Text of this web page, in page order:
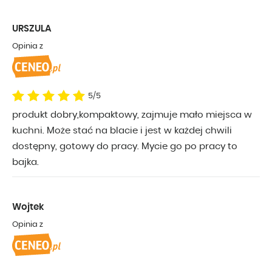
5/5
produkt dobry,kompaktowy, zajmuje mało miejsca w
kuchni. Może stać na blacie i jest w każdej chwili
dostępny, gotowy do pracy. Mycie go po pracy to
bajka.
URSZULA
Opinia z
Wojtek
Opinia z